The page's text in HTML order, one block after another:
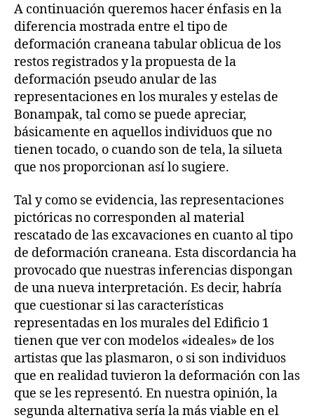
A continuación queremos hacer énfasis en la
diferencia mostrada entre el tipo de
deformación craneana tabular oblicua de los
restos registrados y la propuesta de la
deformación pseudo anular de las
representaciones en los murales y estelas de
Bonampak, tal como se puede apreciar,
básicamente en aquellos individuos que no
tienen tocado, o cuando son de tela, la silueta
que nos proporcionan así lo sugiere.
Tal y como se evidencia, las representaciones
pictóricas no corresponden al material
rescatado de las excavaciones en cuanto al tipo
de deformación craneana. Esta discordancia ha
provocado que nuestras inferencias dispongan
de una nueva interpretación. Es decir, habría
que cuestionar si las características
representadas en los murales del Edificio 1
tienen que ver con modelos «ideales» de los
artistas que las plasmaron, o si son individuos
que en realidad tuvieron la deformación con las
que se les representó. En nuestra opinión, la
segunda alternativa sería la más viable en el